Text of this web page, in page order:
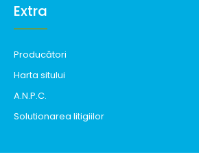
Extra
Producători
Harta sitului
A.N.P.C.
Solutionarea litigiilor